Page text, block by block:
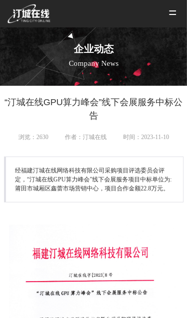
=
Company News
企业动态
“汀城在线GPU算力峰会”线下会展服务中标公
告
浏览：2630 作者：汀城在线 时间：2023-11-10
经福建汀城在线网络科技有限公司采购项目评选委员会评
定，“汀城在线GPU算力峰会”线下会展服务项目中标单位为:
莆田市城厢区鑫蕾市场营销中心，项目合作金额22.8万元。